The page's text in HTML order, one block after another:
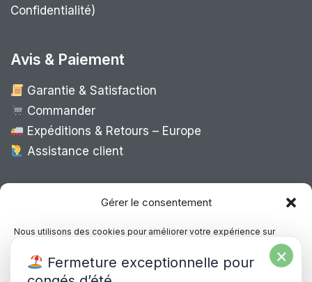
Gérer le consentement
Nous utilisons des cookies pour améliorer votre expérience sur
notre site, analyser le trafic et proposer des contenus personnalisés.
Vous pouvez accepter, refuser ou gérer vos préférences à tout
moment.
Confidentialité)
Avis & Paiement
Garantie & Satisfaction
Commander
Expéditions & Retours – Europe
Assistance client
Expédition Europe
Livraison rapide dans toute l’Europe via
“ Mondial Relay
×
Fermeture exceptionnelle pour